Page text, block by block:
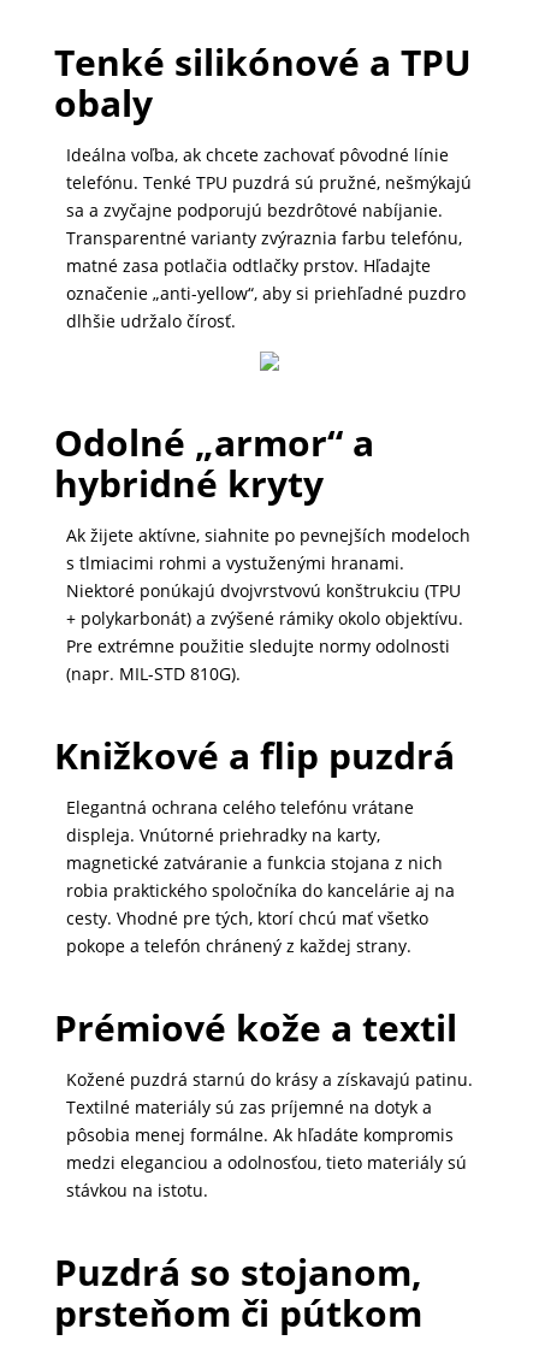
KANCELÁRIA
OUTDOOR
ZDRAVIE
DRONY
ZÁHRADA
Tenké silikónové a TPU
obaly
Ideálna voľba, ak chcete zachovať pôvodné línie
telefónu. Tenké TPU puzdrá sú pružné, nešmýkajú
sa a zvyčajne podporujú bezdrôtové nabíjanie.
Transparentné varianty zvýraznia farbu telefónu,
matné zasa potlačia odtlačky prstov. Hľadajte
označenie „anti-yellow“, aby si priehľadné puzdro
dlhšie udržalo čírosť.
Odolné „armor“ a
hybridné kryty
Ak žijete aktívne, siahnite po pevnejších modeloch
s tlmiacimi rohmi a vystuženými hranami.
Niektoré ponúkajú dvojvrstvovú konštrukciu (TPU
+ polykarbonát) a zvýšené rámiky okolo objektívu.
Pre extrémne použitie sledujte normy odolnosti
(napr. MIL-STD 810G).
Knižkové a flip puzdrá
Elegantná ochrana celého telefónu vrátane
displeja. Vnútorné priehradky na karty,
magnetické zatváranie a funkcia stojana z nich
robia praktického spoločníka do kancelárie aj na
cesty. Vhodné pre tých, ktorí chcú mať všetko
pokope a telefón chránený z každej strany.
Prémiové kože a textil
Kožené puzdrá starnú do krásy a získavajú patinu.
Textilné materiály sú zas príjemné na dotyk a
pôsobia menej formálne. Ak hľadáte kompromis
medzi eleganciou a odolnosťou, tieto materiály sú
stávkou na istotu.
Puzdrá so stojanom,
prsteňom či pútkom